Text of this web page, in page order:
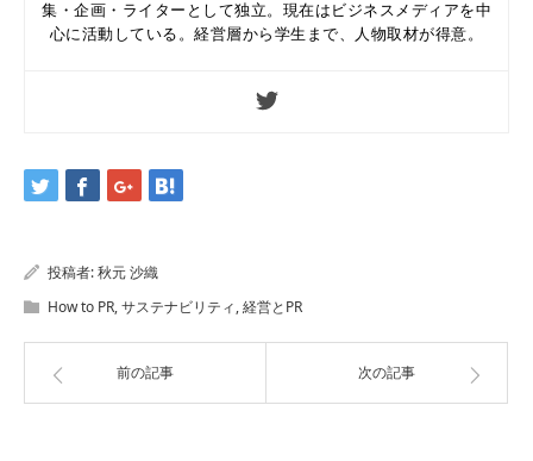
集・企画・ライターとして独立。現在はビジネスメディアを中
心に活動している。経営層から学生まで、人物取材が得意。
投稿者:秋元 沙織
How to PR,サステナビリティ,経営とPR
前の記事 次の記事